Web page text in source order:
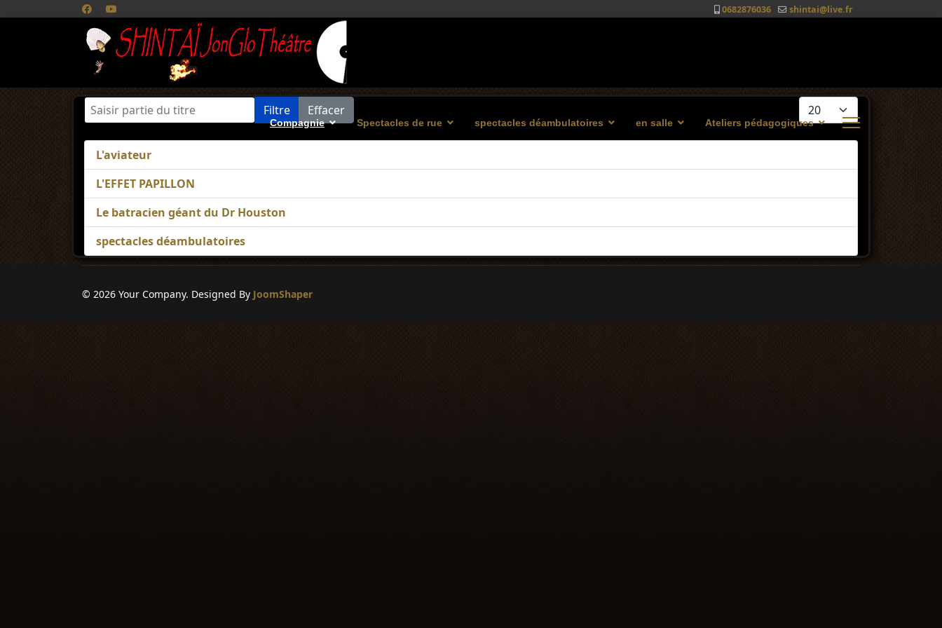
0682876036 shintai@live.fr
Compagnie Spectacles de rue spectacles déambulatoires en salle Ateliers pédagogiques
Saisir partie du titre Filtre Effacer Afficher #
L'aviateur
L'EFFET PAPILLON
Le batracien géant du Dr Houston
spectacles déambulatoires
© 2026 Your Company. Designed By JoomShaper